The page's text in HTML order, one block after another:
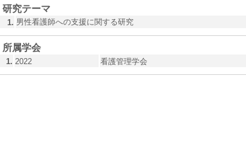
研究テーマ
1. 男性看護師への支援に関する研究
所属学会
1. 2022 看護管理学会